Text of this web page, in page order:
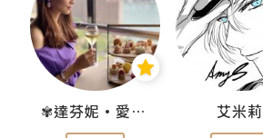
✾達芬妮•愛孩子•愛生活✾ 艾米莉